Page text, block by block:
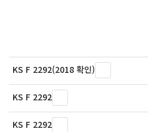
KS F 2292(2018 확인)
KS F 2292
KS F 2292